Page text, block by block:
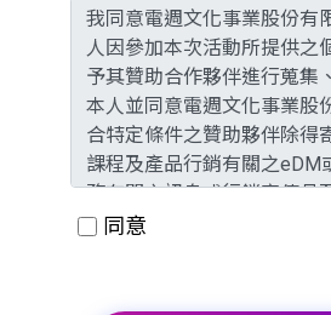
同意